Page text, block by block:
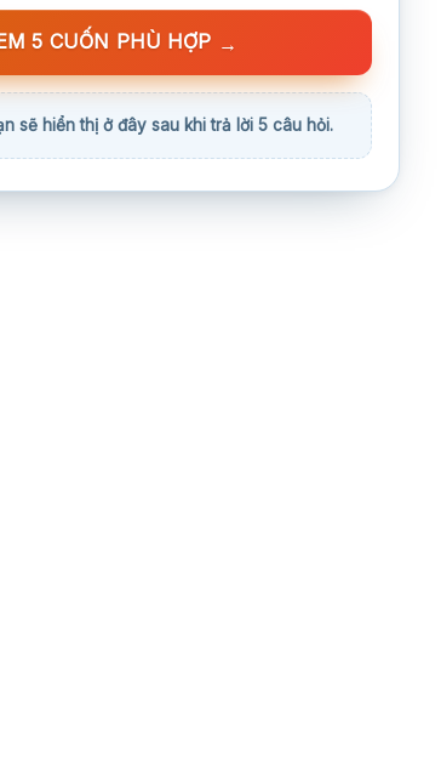
5 CUỐN PHÙ HỢP →